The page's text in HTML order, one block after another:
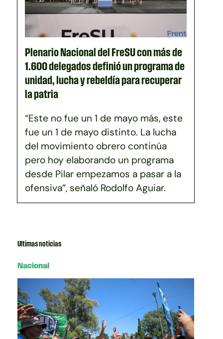
Plenario Nacional del FreSU con más de
1.600 delegados definió un programa de
unidad, lucha y rebeldía para recuperar
la patria
“Este no fue un 1 de mayo más, este
fue un 1 de mayo distinto. La lucha
del movimiento obrero continúa
pero hoy elaborando un programa
desde Pilar empezamos a pasar a la
ofensiva”, señaló Rodolfo Aguiar.
Ultimas noticias
Nacional